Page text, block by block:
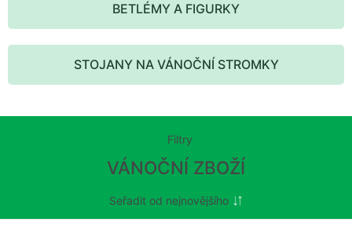
BETLÉMY A FIGURKY
STOJANY NA VÁNOČNÍ STROMKY
Filtry
VÁNOČNÍ ZBOŽÍ